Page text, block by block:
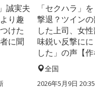
誠実夫
り趣
けた
に聞
「セクハラ」
撃退？ツイン
した上司、女
味鋭い反撃に
した」の声【作
全国
2026年5月9日